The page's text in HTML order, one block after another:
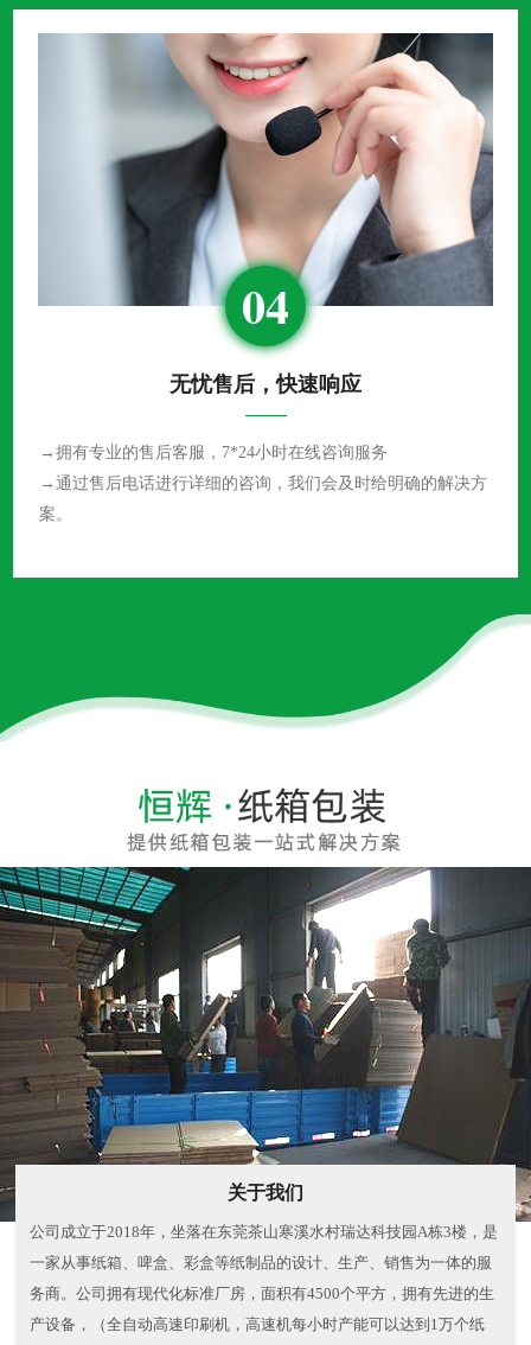
04
无忧售后，快速响应
→拥有专业的售后客服，7*24小时在线咨询服务
→通过售后电话进行详细的咨询，我们会及时给明确的解决方
案。
关于我们
公司成立于2018年，坐落在东莞茶山寒溪水村瑞达科技园A栋3楼，是
一家从事纸箱、啤盒、彩盒等纸制品的设计、生产、销售为一体的服
务商。公司拥有现代化标准厂房，面积有4500个平方，拥有先进的生
产设备，（全自动高速印刷机，高速机每小时产能可以达到1万个纸